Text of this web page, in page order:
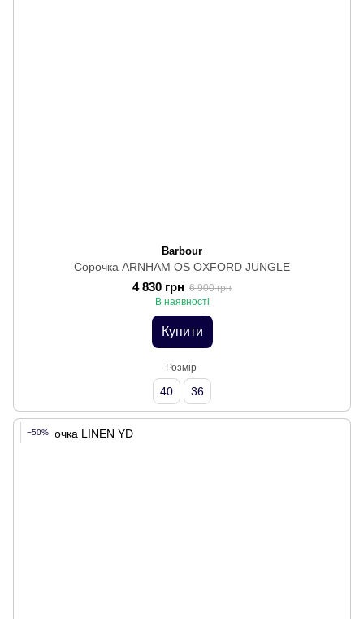
Barbour
Сорочка ARNHAM OS OXFORD JUNGLE
4 830 грн 6 900 грн
В наявності
Купити
Розмір
40 36
−50%